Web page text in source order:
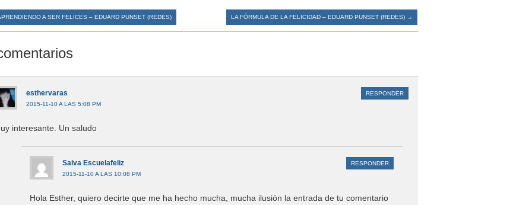
A SER FELICES – EDUARD PUNSET (REDES) LA FÓRMULA DE LA FELICIDAD – EDUARD PUNSET (REDES) →
esthervaras
2015-11-10 A LAS 5:08 PM
interesante. Un saludo
RESPONDER
Salva Escuelafeliz
2015-11-10 A LAS 10:08 PM
Hola Esther, quiero decirte que me ha hecho mucha, mucha ilusión la entrada de tu comentario
RESPONDER